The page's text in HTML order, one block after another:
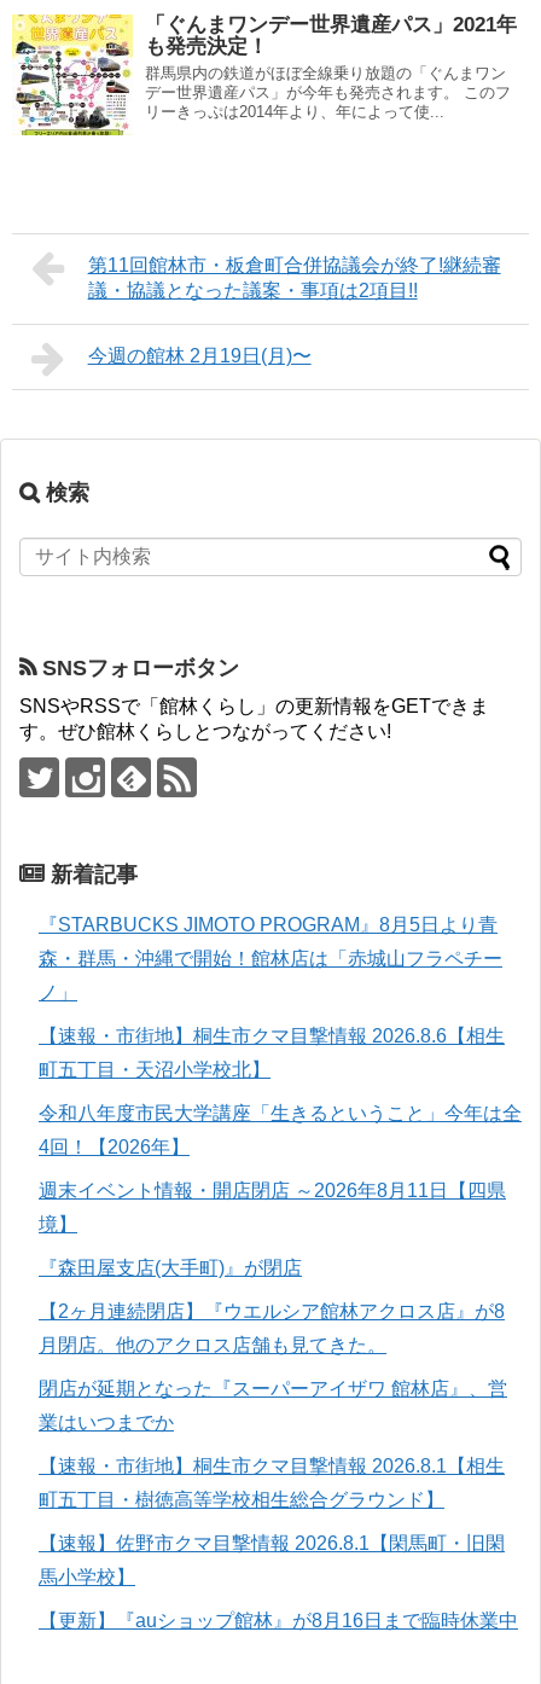
「ぐんまワンデー世界遺産パス」2021年
も発売決定！
群馬県内の鉄道がほぼ全線乗り放題の「ぐんまワン
デー世界遺産パス」が今年も発売されます。 このフ
リーきっぷは2014年より、年によって使...
第11回館林市・板倉町合併協議会が終了!継続審
議・協議となった議案・事項は2項目!!
今週の館林 2月19日(月)〜
検索
SNSフォローボタン
SNSやRSSで「館林くらし」の更新情報をGETできま
す。ぜひ館林くらしとつながってください!
新着記事
『STARBUCKS JIMOTO PROGRAM』8月5日より青
森・群馬・沖縄で開始！館林店は「赤城山フラペチー
ノ」
【速報・市街地】桐生市クマ目撃情報 2026.8.6【相生
町五丁目・天沼小学校北】
令和八年度市民大学講座「生きるということ」今年は全
4回！【2026年】
週末イベント情報・開店閉店 ～2026年8月11日【四県
境】
『森田屋支店(大手町)』が閉店
【2ヶ月連続閉店】『ウエルシア館林アクロス店』が8
月閉店。他のアクロス店舗も見てきた。
閉店が延期となった『スーパーアイザワ 館林店』、営
業はいつまでか
【速報・市街地】桐生市クマ目撃情報 2026.8.1【相生
町五丁目・樹徳高等学校相生総合グラウンド】
【速報】佐野市クマ目撃情報 2026.8.1【閑馬町・旧閑
馬小学校】
【更新】『auショップ館林』が8月16日まで臨時休業中